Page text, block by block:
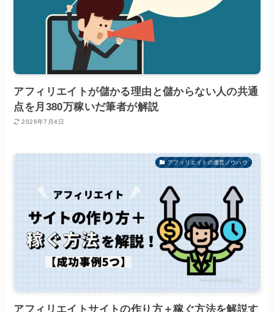
アフィリエイトが儲かる理由と儲からない人の共通
点を月380万稼いだ筆者が解説
2026年7月4日
アフィリエイトの運営ノウハウ
アフィリエイトサイトの作り方＋稼ぐ方法を解説す